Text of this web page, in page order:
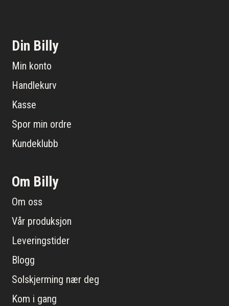
Din Billy
Min konto
Handlekurv
Kasse
Spor min ordre
Kundeklubb
Om Billy
Om oss
Vår produksjon
Leveringstider
Blogg
Solskjerming nær deg
Kom i gang